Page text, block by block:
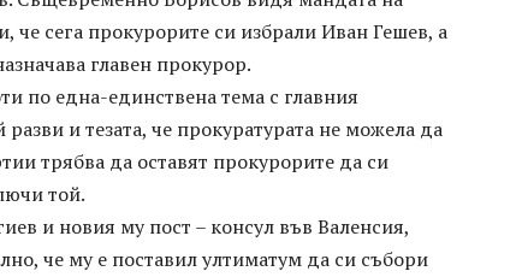
че сега прокурорите си избрали Иван Гешев, а
главен прокурор.
по една-единствена тема с главния
и тезата, че прокуратурата не можела да
трябва да оставят прокурорите да си
той.
и новия му пост – консул във Валенсия,
че му е поставил ултиматум да си събори